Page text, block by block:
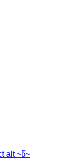
alt ~წ~